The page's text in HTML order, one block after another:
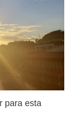
para esta